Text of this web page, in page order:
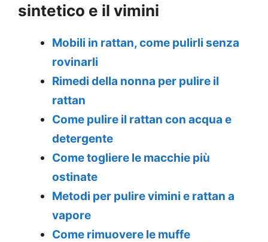
sintetico e il vimini
Mobili in rattan, come pulirli senza
rovinarli
Rimedi della nonna per pulire il
rattan
Come pulire il rattan con acqua e
detergente
Come togliere le macchie più
ostinate
Metodi per pulire vimini e rattan a
vapore
Come rimuovere le muffe